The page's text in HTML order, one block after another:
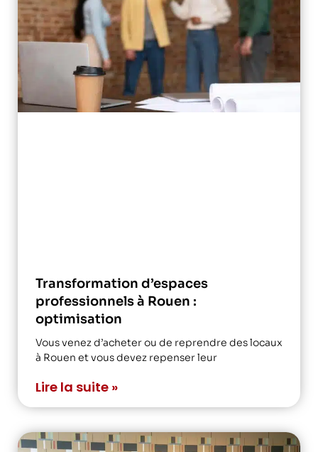
Transformation d’espaces
professionnels à Rouen :
optimisation
Vous venez d’acheter ou de reprendre des locaux
à Rouen et vous devez repenser leur
Lire la suite »